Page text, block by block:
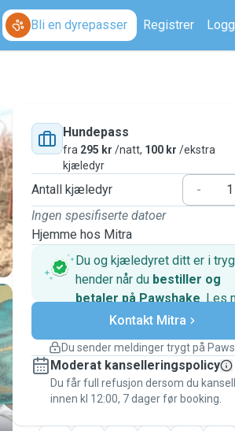
Bli en dyrepasser Registrer
Hundepass
fra 295 kr /natt, 100 kr /ekstra
kjæledyr
Antall kjæledyr -
Ingen spesifiserte datoer
Hjemme hos Mitra
Du og kjæledyret ditt er i
hender når du bestiller og
betaler på Pawshake. Les
Sikre betalinger
Hjelp hvis planene endrer
Hold alt på Pawshake – fra første
betaling – så du er dekket av
garantien.
Kontakt Mitra
Du sender meldinger trygt på
Moderat kanselleringspolicy
Du får full refusjon dersom du
innen kl 12:00, 7 dager før booking.